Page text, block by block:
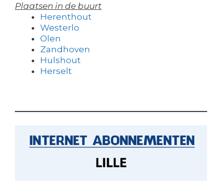
Plaatsen in de buurt
Herenthout
Westerlo
Olen
Zandhoven
Hulshout
Herselt